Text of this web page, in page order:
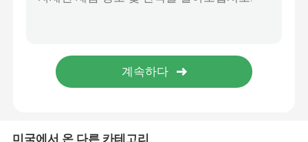
손수레 노
미국에서 온 다른 카테고리